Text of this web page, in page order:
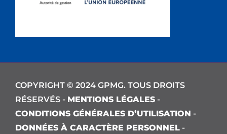
COPYRIGHT © 2024 GPMG. TOUS DROITS
RÉSERVÉS - MENTIONS LÉGALES -
CONDITIONS GÉNÉRALES D’UTILISATION -
DONNÉES À CARACTÈRE PERSONNEL -